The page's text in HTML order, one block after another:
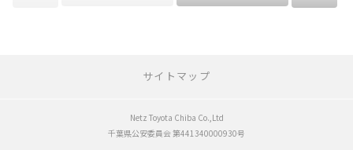
サイトマップ
Netz Toyota Chiba Co.,Ltd
千葉県公安委員会 第441340000930号